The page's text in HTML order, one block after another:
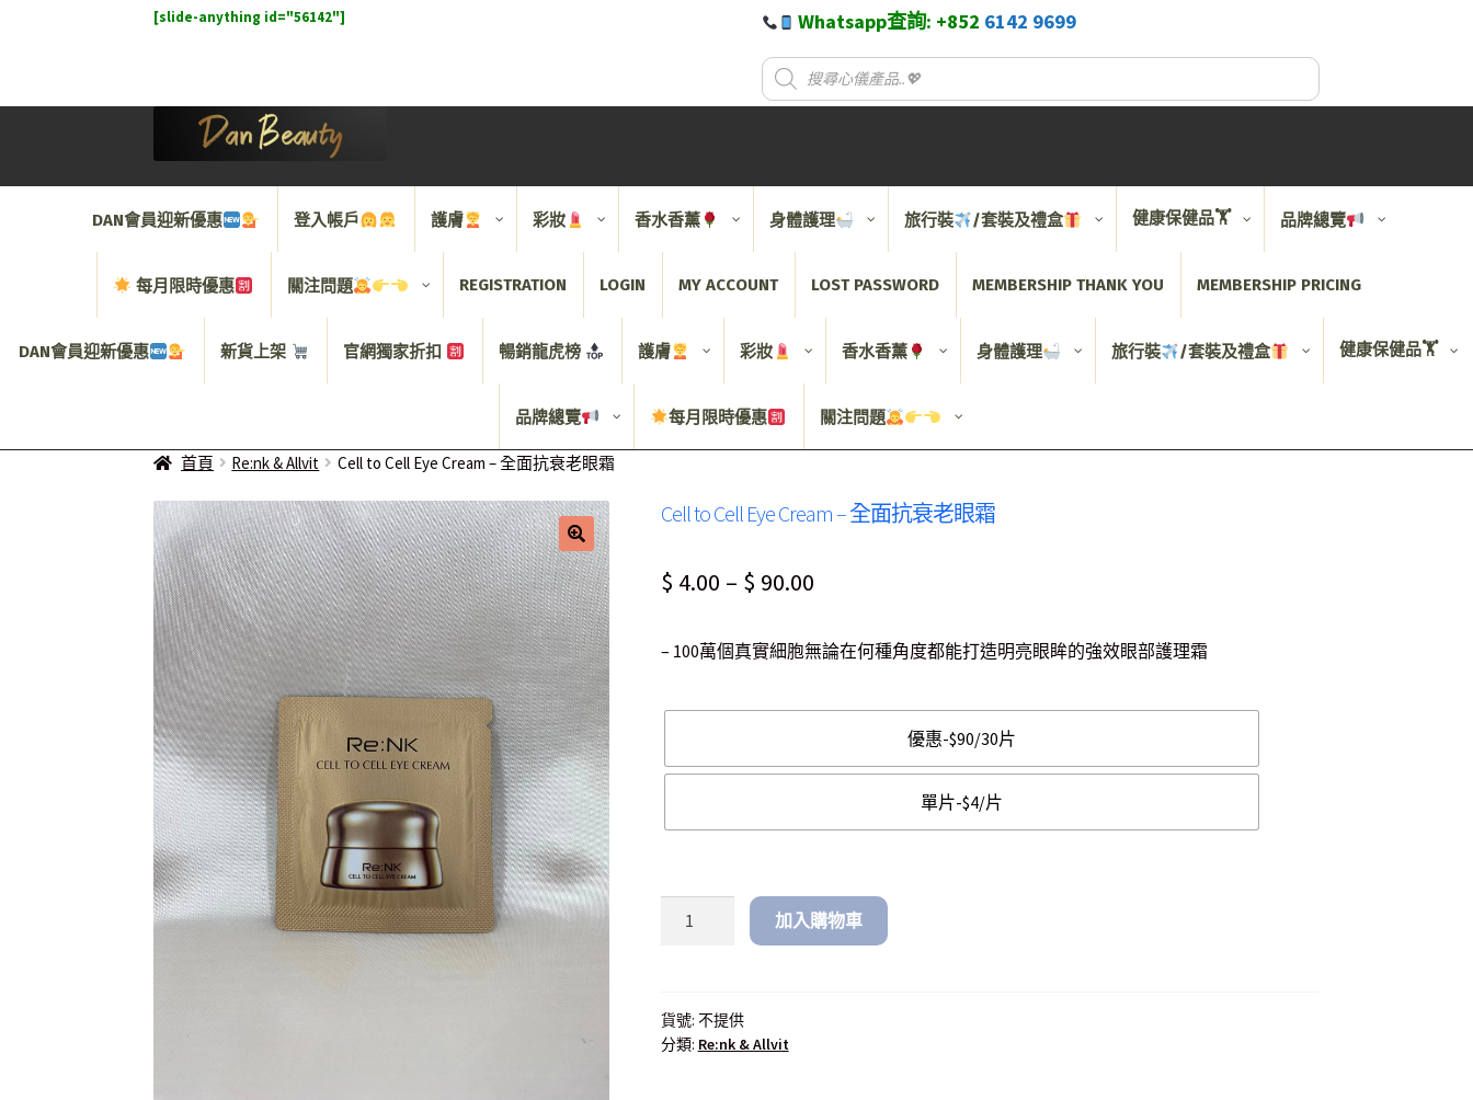
[slide-anything id="56142"] Whatsapp查詢: +852 6142 9699
DAN會員迎新優惠 登入帳戶 護膚 彩妝 香水香薰 身體護理 旅行裝 /套裝及禮盒 健康保健品🏋️ 品牌總覽
每月限時優惠 關注問題 REGISTRATION LOGIN MY ACCOUNT LOST PASSWORD MEMBERSHIP THANK YOU MEMBERSHIP PRICING
DAN會員迎新優惠 新貨上架 官網獨家折扣 暢銷龍虎榜 護膚 彩妝 香水香薰 身體護理 旅行裝 /套裝及禮盒 健康保健品🏋️
品牌總覽 每月限時優惠 關注問題
首頁 Re:nk & Allvit Cell to Cell Eye Cream – 全面抗衰老眼霜
Cell to Cell Eye Cream – 全面抗衰老眼霜
$ 4.00 – $ 90.00Price
$ 4.00
– 100萬個真實細胞無論在何種角度都能打造明亮眼眸的強效眼部護理霜
優惠-$90/30片
單片-$4/片
加入購物車
貨號: 不提供
分類: Re:nk & Allvit